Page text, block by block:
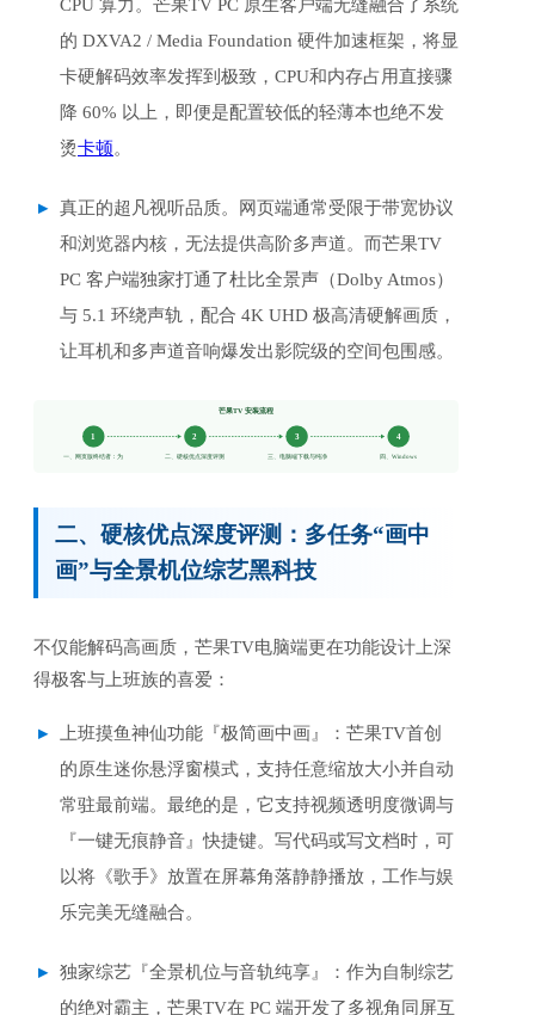
CPU 算力。芒果TV PC 原生客户端无缝融合了系统
的 DXVA2 / Media Foundation 硬件加速框架，将显
卡硬解码效率发挥到极致，CPU和内存占用直接骤
降 60% 以上，即便是配置较低的轻薄本也绝不发
烫卡顿。
真正的超凡视听品质。网页端通常受限于带宽协议
和浏览器内核，无法提供高阶多声道。而芒果TV
PC 客户端独家打通了杜比全景声（Dolby Atmos）
与 5.1 环绕声轨，配合 4K UHD 极高清硬解画质，
让耳机和多声道音响爆发出影院级的空间包围感。
芒果TV 安装流程
1
一、网页版终结者：为
2
二、硬核优点深度评测
3
三、电脑端下载与纯净
4
四、Windows
二、硬核优点深度评测：多任务“画中
画”与全景机位综艺黑科技
不仅能解码高画质，芒果TV电脑端更在功能设计上深
得极客与上班族的喜爱：
上班摸鱼神仙功能『极简画中画』：芒果TV首创
的原生迷你悬浮窗模式，支持任意缩放大小并自动
常驻最前端。最绝的是，它支持视频透明度微调与
『一键无痕静音』快捷键。写代码或写文档时，可
以将《歌手》放置在屏幕角落静静播放，工作与娱
乐完美无缝融合。
独家综艺『全景机位与音轨纯享』：作为自制综艺
的绝对霸主，芒果TV在 PC 端开发了多视角同屏互